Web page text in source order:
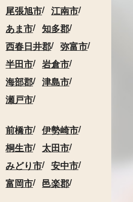
尾張旭市
江南市
あま市
知多郡
西春日井郡
弥富市
半田市
岩倉市
海部郡
津島市
瀬戸市
前橋市
伊勢崎市
桐生市
太田市
みどり市
安中市
富岡市 邑楽郡